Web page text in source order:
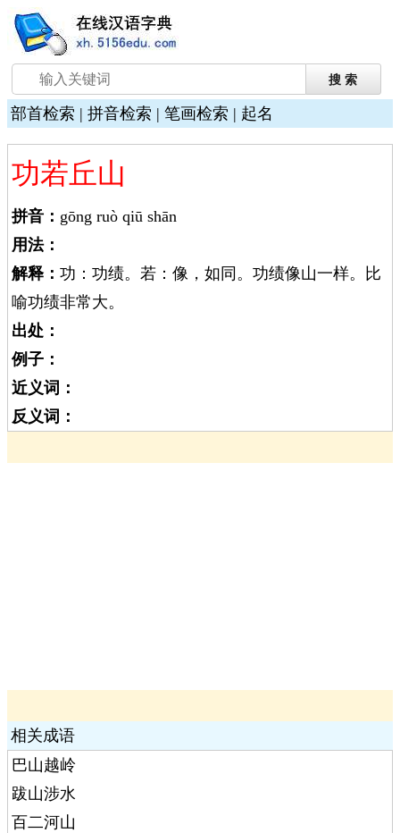
部首检索 | 拼音检索 | 笔画检索 | 起名
功若丘山
拼音： gōng ruò qiū shān
用法：
解释： 功：功绩。若：像，如同。功绩像山一样。比
喻功绩非常大。
出处：
例子：
近义词：
反义词：
相关成语
巴山越岭
跋山涉水
百二河山